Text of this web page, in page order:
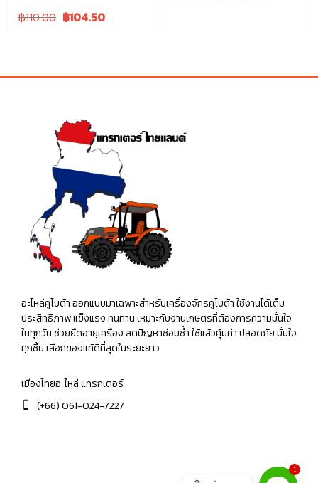
Original
฿110.00 Current
฿104.50
อะไหล่คูโบต้า ออกแบบมาเฉพาะสำหรับเครื่องจักรคูโบต้า ใช้งานได้เต็ม
ประสิทธิภาพ แข็งแรง ทนทาน เหมาะกับงานเกษตรที่ต้องการความมั่นใจ
ในทุกวัน ช่วยยืดอายุเครื่อง ลดปัญหาซ่อมซ้ำ ใช้แล้วคุ้มค่า ปลอดภัย มั่นใจ
ทุกชิ้น เลือกของแท้ดีที่สุดในระยะยาว
เมืองไทยอะไหล่ แทรกเตอร์
(+66) 061-024-7227
1